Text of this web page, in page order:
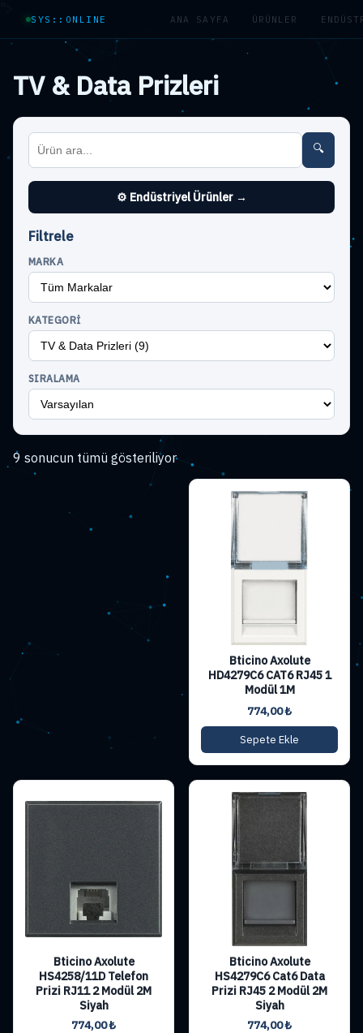
SYS::ONLINE ANA SAYFA ÜRÜNLER
TV & Data Prizleri
🔍
⚙ Endüstriyel Ürünler →
Filtrele
MARKA
KATEGORI
SIRALAMA
9 sonucun tümü gösteriliyorFiyata
sıralandı:
yüksekten
Bticino Axolute
HD4279C6 CAT6 RJ45 1
Modül 1M
774,00₺
Sepete Ekle
Bticino Axolute
HS4258/11D Telefon
Prizi RJ11 2 Modül 2M
Siyah
774,00₺
Bticino Axolute
HS4279C6 Cat6 Data
Prizi RJ45 2 Modül 2M
Siyah
774,00₺